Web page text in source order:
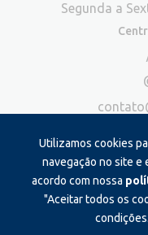
Utilizamos cookies
navegação no site e
acordo com nossa
"Aceitar todos os
condições.
Segunda a
*Exclusivo para